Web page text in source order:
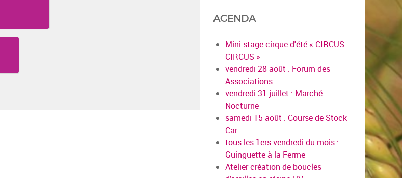
AGENDA
Mini-stage cirque d'été « CIRCUS-
CIRCUS »
vendredi 28 août : Forum des
Associations
vendredi 31 juillet : Marché
Nocturne
samedi 15 août : Course de Stock
Car
tous les 1ers vendredi du mois :
Guinguette à la Ferme
Atelier création de boucles